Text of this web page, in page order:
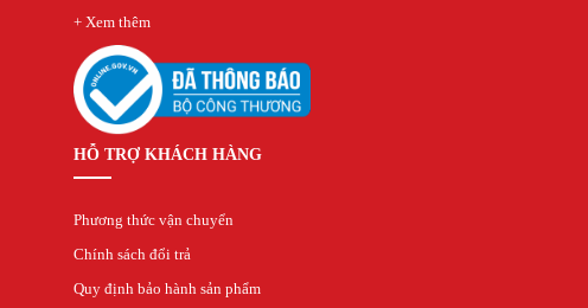
+ Xem thêm
HỖ TRỢ KHÁCH HÀNG
Phương thức vận chuyển
Chính sách đổi trả
Quy định bảo hành sản phẩm